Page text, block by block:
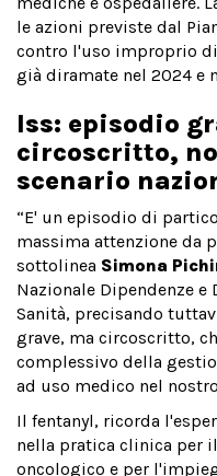
le azioni previste dal
contro l'uso improprio
già diramate nel 2024 e
Iss: episodio
circoscritto,
scenario
“E' un episodio di
massima attenzione da
sottolinea Simona
Nazionale Dipendenze
Sanità, precisando
grave, ma circoscritto,
complessivo della
ad uso medico nel
Il fentanyl, ricorda
nella pratica clinica per
oncologico e per